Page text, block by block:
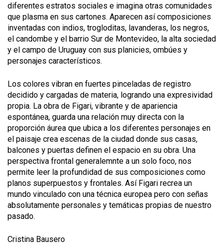
diferentes estratos sociales e imagina otras comunidades
que plasma en sus cartones. Aparecen así composiciones
inventadas con indios, trogloditas, lavanderas, los negros,
el candombe y el barrio Sur de Montevideo, la alta sociedad
y el campo de Uruguay con sus planicies, ombúes y
personajes característicos.
Los colores vibran en fuertes pinceladas de registro
decidido y cargadas de materia, logrando una expresividad
propia. La obra de Figari, vibrante y de apariencia
espontánea, guarda una relación muy directa con la
proporción áurea que ubica a los diferentes personajes en
el paisaje crea escenas de la ciudad donde sus casas,
balcones y puertas definen el espacio en su obra. Una
perspectiva frontal generalemnte a un solo foco, nos
permite leer la profundidad de sus composiciones como
planos superpuestos y frontales. Así Figari recrea un
mundo vinculado con una técnica europea pero con señas
absolutamente personales y temáticas propias de nuestro
pasado.
Cristina Bausero